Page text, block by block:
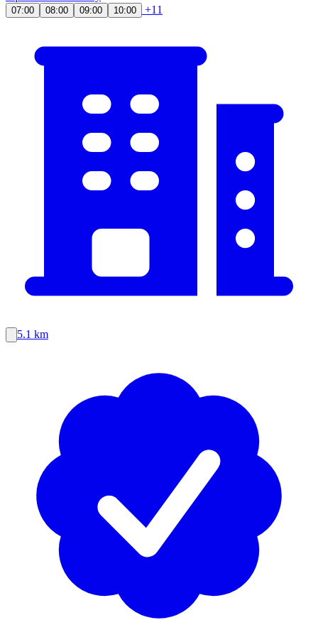
07:00 08:00 09:00 10:00 +11
5.1 km